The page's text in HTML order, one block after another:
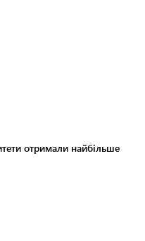
отримали найбільше